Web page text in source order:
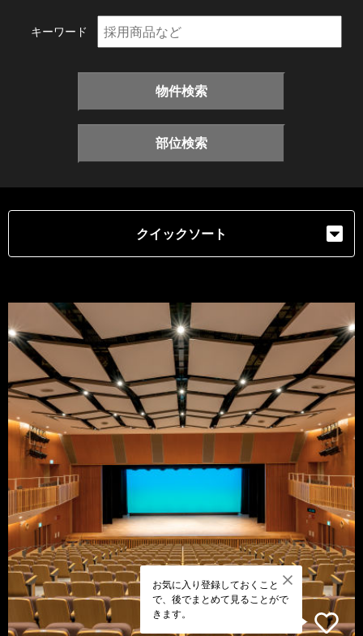
キーワード
物件検索
部位検索
クイックソート
お気に入り登録しておくこと
で、後でまとめて見ることがで
きます。